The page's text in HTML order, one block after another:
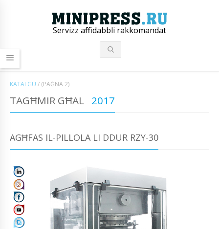
Servizz affidabbli rakkomandat
KATALGU / (PAĠNA 2)
TAGĦMIR GĦAL 2017
AGĦFAS IL-PILLOLA LI DDUR RZY-30